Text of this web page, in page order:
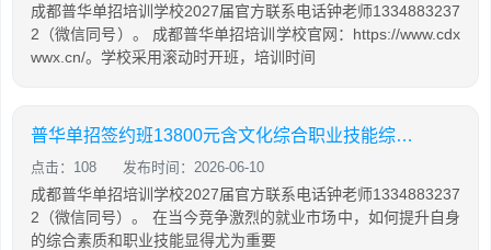
成都普华单招培训学校2027届官方联系电话钟老师1334883237
2（微信同号）。 成都普华单招培训学校官网：https://www.cdx
wwx.cn/。学校采用滚动时开班，培训时间
普华单招签约班13800元含文化综合职业技能综合培训
点击：108 发布时间：2026-06-10
成都普华单招培训学校2027届官方联系电话钟老师1334883237
2（微信同号）。 在当今竞争激烈的就业市场中，如何提升自身
的综合素质和职业技能显得尤为重要